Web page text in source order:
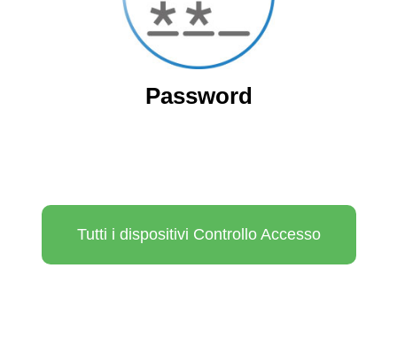
Password
Tutti i dispositivi Controllo Accesso